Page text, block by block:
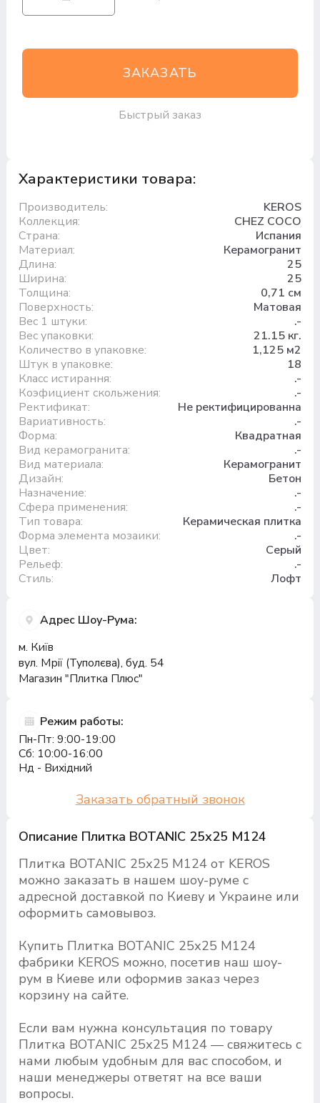
ЗАКАЗАТЬ
Быстрый заказ
Описание Плитка BOTANIC 25х25 M124
Плитка BOTANIC 25х25 M124 от KEROS
можно заказать в нашем шоу-руме с
адресной доставкой по Киеву и Украине или
оформить самовывоз.
Купить Плитка BOTANIC 25х25 M124
фабрики KEROS можно, посетив наш шоу-
рум в Киеве или оформив заказ через
корзину на сайте.
Если вам нужна консультация по товару
Плитка BOTANIC 25х25 M124 — свяжитесь с
нами любым удобным для вас способом, и
наши менеджеры ответят на все ваши
вопросы.
Характеристики товара:
Производитель:
KEROS
Коллекция:
CHEZ COCO
Страна:
Испания
Материал:
Керамогранит
Длина:
25
Ширина:
25
Толщина:
0,71 см
Поверхность:
Матовая
Вес 1 штуки:
.-
Вес упаковки:
21.15 кг.
Количество в упаковке:
1,125 м2
Штук в упаковке:
18
Класс истирання:
.-
Коэфициент скольжения:
.-
Ректификат:
Не ректифицированна
Вариативность:
.-
Форма:
Квадратная
Вид керамогранита:
.-
Вид материала:
Керамогранит
Дизайн:
Бетон
Назначение:
.-
Сфера применения:
.-
Тип товара:
Керамическая плитка
Форма элемента мозаики:
.-
Цвет:
Серый
Рельеф:
.-
Стиль:
Лофт
Адрес Шоу-Рума:
м. Київ
вул. Мрії (Туполєва), буд. 54
Магазин "Плитка Плюс"
Режим работы:
Пн-Пт: 9:00-19:00
Сб: 10:00-16:00
Нд - Вихідний
Заказать обратный звонок